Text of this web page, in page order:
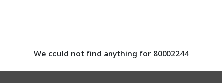
assignment ลงทะเบียน
We could not find anything for 80002244